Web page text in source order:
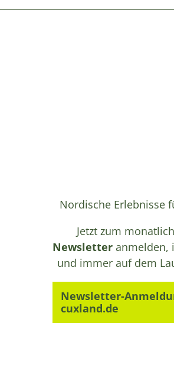
Nordische Erlebnisse
Jetzt zum
Newsletter anmelden,
und immer auf dem
Newsletter-
cuxland.de